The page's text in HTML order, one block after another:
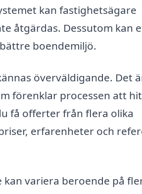
kan fastighetsägare
åtgärdas. Dessutom kan
boendemiljö.
överväldigande. Det
förenklar processen att
få offerter från flera olika
erfarenheter och
variera beroende på